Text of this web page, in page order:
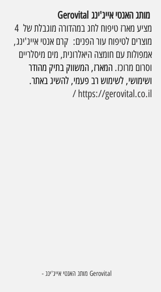
מוצרים לטיפוח עור הפנים:  קרם אנטי אייג'ינג,
אמפולות עם חומצה היאלרונית, מים מיסלריים
וסרום מרוכז. המארז, המשווק בתיק מהודר
ושימושי, לשימוש רב פעמי, להשיג באתר.
https://gerovital.co.il
/